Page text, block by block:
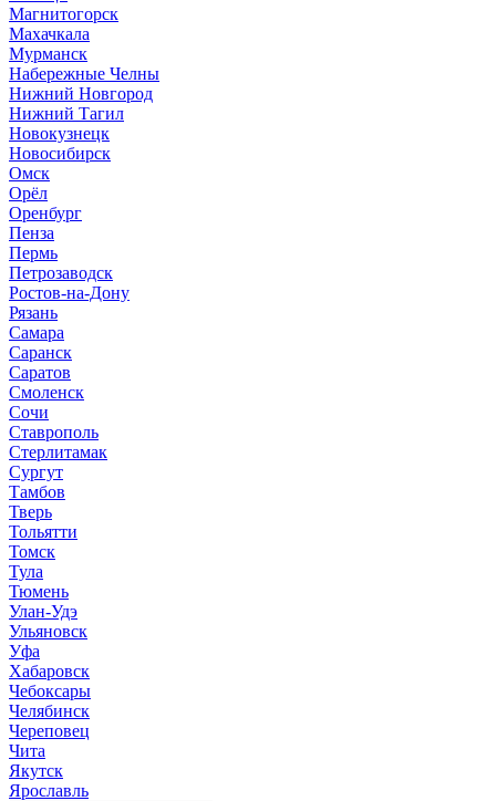
Магнитогорск
Махачкала
Мурманск
Набережные Челны
Нижний Новгород
Нижний Тагил
Новокузнецк
Новосибирск
Омск
Орёл
Оренбург
Пенза
Пермь
Петрозаводск
Ростов-на-Дону
Рязань
Самара
Саранск
Саратов
Смоленск
Сочи
Ставрополь
Стерлитамак
Сургут
Тамбов
Тверь
Тольятти
Томск
Тула
Тюмень
Улан-Удэ
Ульяновск
Уфа
Хабаровск
Чебоксары
Челябинск
Череповец
Чита
Якутск
Ярославль